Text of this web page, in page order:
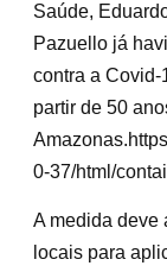
Saúde,
Pazuello já
contra a Covid-
partir de 50
0-37/html/
A medida deve
locais para